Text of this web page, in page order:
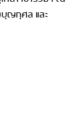
ญกุศล และ